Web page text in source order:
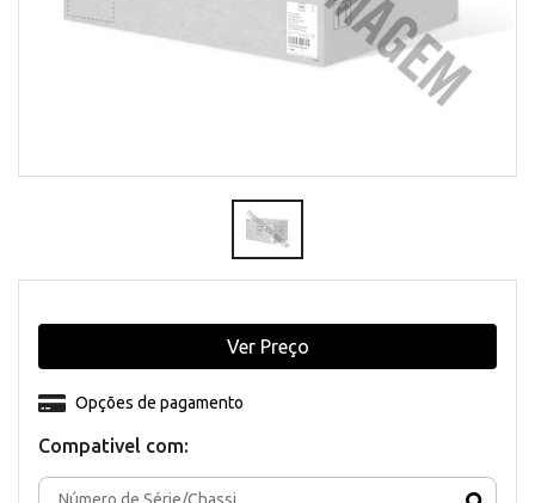
Compativel com:
Opções de pagamento
Ver Preço